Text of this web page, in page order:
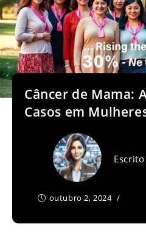
Câncer de Mama:
Casos em
outubro 2, 2024